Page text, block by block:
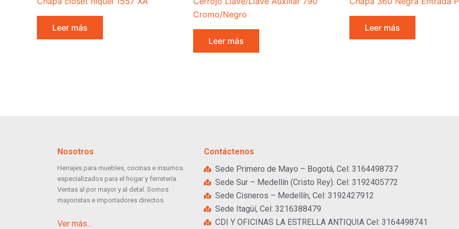
Leer más
Cromo/Negro
Leer más
Leer más
Nosotros
Herrajes para muebles, cocinas e insumos
especializados para el hogar y ferretería.
Ventas al por mayor y al detal. Somos
mayoristas e importadores directos.
Ver más…
Contáctenos
Sede Primero de Mayo – Bogotá, Cel: 3164498737
Sede Sur – Medellín (Cristo Rey). Cel: 3192405772
Sede Cisneros – Medellín, Cel: 3192427912
Sede Itagüí, Cel: 3216388479
CDI Y OFICINAS LA ESTRELLA ANTIQUIA Cel: 3164498741